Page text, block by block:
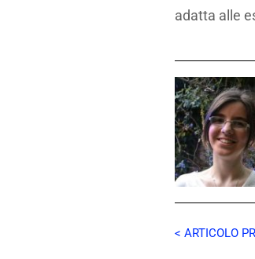
adatta alle
< ARTICOLO